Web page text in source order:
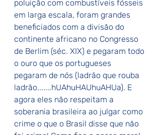
poluição com combustíveis fósseis
em larga escala, foram grandes
beneficiados com a divisão do
continente africano no Congresso
de Berlim (séc. XIX) e pegaram todo
o ouro que os portugueses
pegaram de nós (ladrão que rouba
ladrão.......hUAhuHAUhuAHUa). E
agora eles não respeitam a
soberania brasileira ao julgar como
crime o que o Brasil disse que não